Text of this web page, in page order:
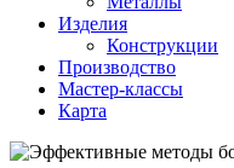
Изделия
Конструкции
Производство
Мастер-классы
Карта